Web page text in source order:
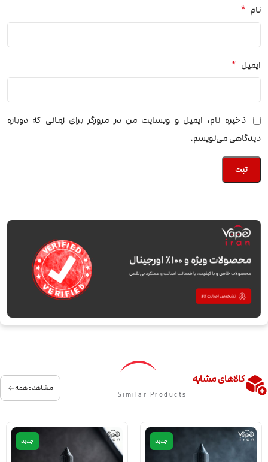
نام *
ایمیل *
ذخیره نام، ایمیل و وبسایت من در مرورگر برای زمانی که دوباره
دیدگاهی می‌نویسم.
کالاهای مشابه
Similar Products
مشاهده همه
جدید جدید